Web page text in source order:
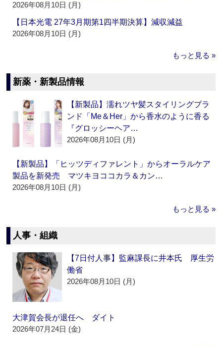
2026年08月10日 (月)
【日本光電 27年3月期第1四半期決算】減収減益
2026年08月10日 (月)
もっと見る »
新薬・新製品情報
【新製品】濡れツヤ髪スタイリングブラ
ンド「Me＆Her」から香水のように香る
『グロッシーヘア…
2026年08月10日 (月)
【新製品】「ヒッツディファレント」からオーラルケア
製品を新発売 マツキヨココカラ＆カン…
2026年08月10日 (月)
もっと見る »
人事・組織
【7日付人事】監麻課長に井本氏 厚生労
働省
2026年08月10日 (月)
大津賀会長が退任へ ダイト
2026年07月24日 (金)